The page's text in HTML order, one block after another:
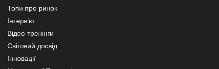
Топи про ринок
Інтерв’ю
Відео-тренінги
Світовий досвід
Інновації